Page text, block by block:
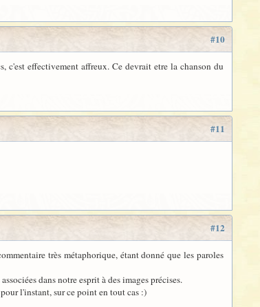
#10
c'est effectivement affreux. Ce devrait etre la chanson du
#11
#12
très métaphorique, étant donné que les paroles
dans notre esprit à des images précises.
l'instant, sur ce point en tout cas :)